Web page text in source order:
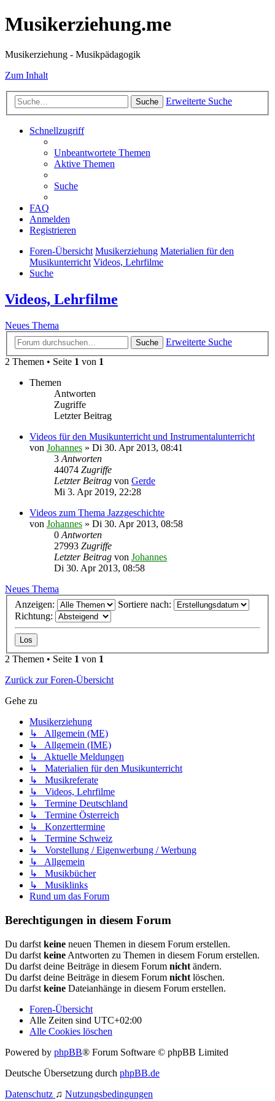
Musikerziehung.me
Musikerziehung - Musikpädagogik
Zum Inhalt
Suche Erweiterte Suche
Schnellzugriff
Unbeantwortete Themen
Aktive Themen
Suche
FAQ
Anmelden
Registrieren
Foren-Übersicht Musikerziehung Materialien für den
Musikunterricht Videos, Lehrfilme
Suche
Videos, Lehrfilme
Neues Thema
Suche
Erweiterte Suche
2 Themen • Seite 1 von 1
Themen
Antworten
Zugriffe
Letzter Beitrag
Videos für den Musikunterricht und Instrumentalunterricht
von Johannes » Di 30. Apr 2013, 08:41
3 Antworten
44074 Zugriffe
Letzter Beitrag von Gerde
Mi 3. Apr 2019, 22:28
Videos zum Thema Jazzgeschichte
von Johannes » Di 30. Apr 2013, 08:58
0 Antworten
27993 Zugriffe
Letzter Beitrag von Johannes
Di 30. Apr 2013, 08:58
Neues Thema
Anzeigen:
Sortiere nach:
Richtung:
2 Themen • Seite 1 von 1
Zurück zur Foren-Übersicht
Gehe zu
Musikerziehung
↳ Allgemein (ME)
↳ Allgemein (IME)
↳ Aktuelle Meldungen
↳ Materialien für den Musikunterricht
↳ Musikreferate
↳ Videos, Lehrfilme
↳ Termine Deutschland
↳ Termine Österreich
↳ Konzerttermine
↳ Termine Schweiz
↳ Vorstellung / Eigenwerbung / Werbung
↳ Allgemein
↳ Musikbücher
↳ Musiklinks
Rund um das Forum
Berechtigungen in diesem Forum
Du darfst keine neuen Themen in diesem Forum erstellen.
Du darfst keine Antworten zu Themen in diesem Forum erstellen.
Du darfst deine Beiträge in diesem Forum nicht ändern.
Du darfst deine Beiträge in diesem Forum nicht löschen.
Du darfst keine Dateianhänge in diesem Forum erstellen.
Foren-Übersicht
Alle Zeiten sind UTC+02:00
Alle Cookies löschen
Powered by phpBB® Forum Software © phpBB Limited
Deutsche Übersetzung durch phpBB.de
Datenschutz ♫ Nutzungsbedingungen